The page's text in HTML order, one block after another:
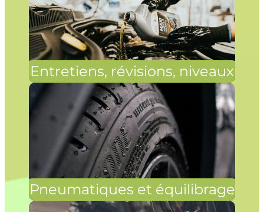
Entretiens, révisions, niveaux
Pneumatiques et équilibrage